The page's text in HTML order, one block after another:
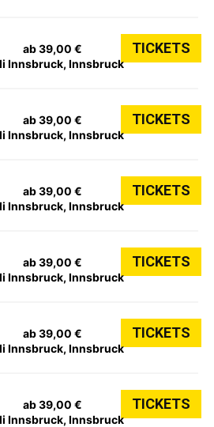
Innsbruck, Innsbruck
ab 39,00 € TICKETS
Innsbruck, Innsbruck
ab 39,00 € TICKETS
Innsbruck, Innsbruck
ab 39,00 € TICKETS
Innsbruck, Innsbruck
ab 39,00 € TICKETS
Innsbruck, Innsbruck
ab 39,00 € TICKETS
Innsbruck, Innsbruck
ab 39,00 € TICKETS